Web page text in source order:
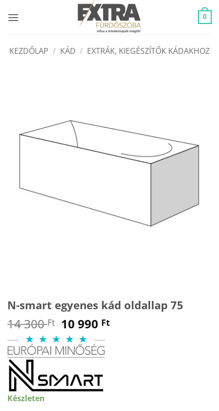
0
KEZDŐLAP / KÁD / EXTRÁK, KIEGÉSZÍTŐK KÁDAKHOZ
N-smart egyenes kád oldallap 75
14 300Ft Original
price
was:
14
300 Ft.
10 990 FtCurrent
Készleten